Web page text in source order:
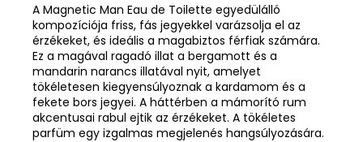
A Magnetic Man Eau de Toilette egyedülálló
kompozíciója friss, fás jegyekkel varázsolja el az
érzékeket, és ideális a magabiztos férfiak számára.
Ez a magával ragadó illat a bergamott és a
mandarin narancs illatával nyit, amelyet
tökéletesen kiegyensúlyoznak a kardamom és a
fekete bors jegyei. A háttérben a mámorító rum
akcentusai rabul ejtik az érzékeket. A tökéletes
parfüm egy izgalmas megjelenés hangsúlyozására.